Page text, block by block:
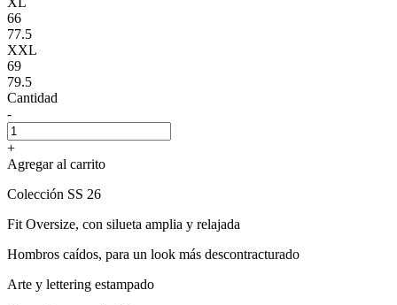
66
77.5
XXL
69
79.5
Cantidad
-
+
Agregar al carrito
Colección SS 26
Fit Oversize, con silueta amplia y relajada
Hombros caídos, para un look más descontracturado
Arte y lettering estampado